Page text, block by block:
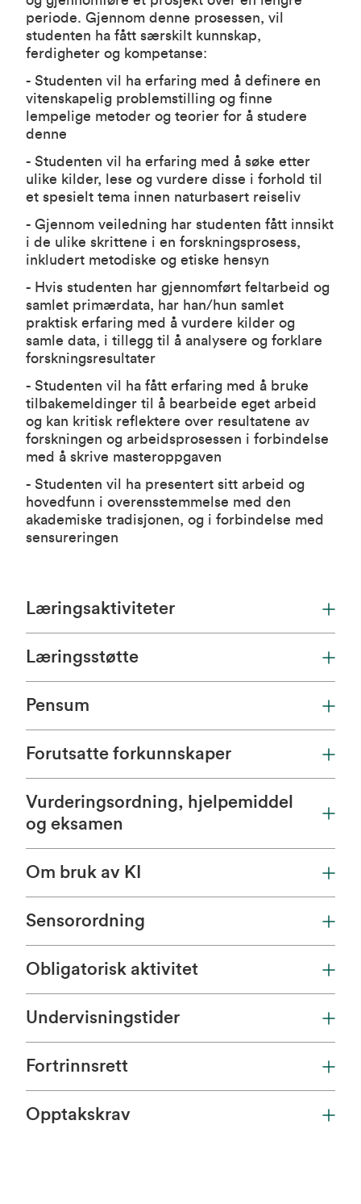
periode. Gjennom denne prosessen, vil
studenten ha fått særskilt kunnskap,
ferdigheter og kompetanse:
- Studenten vil ha erfaring med å definere en
vitenskapelig problemstilling og finne
lempelige metoder og teorier for å studere
denne
- Studenten vil ha erfaring med å søke etter
ulike kilder, lese og vurdere disse i forhold til
et spesielt tema innen naturbasert reiseliv
- Gjennom veiledning har studenten fått innsikt
i de ulike skrittene i en forskningsprosess,
inkludert metodiske og etiske hensyn
- Hvis studenten har gjennomført feltarbeid og
samlet primærdata, har han/hun samlet
praktisk erfaring med å vurdere kilder og
samle data, i tillegg til å analysere og forklare
forskningsresultater
- Studenten vil ha fått erfaring med å bruke
tilbakemeldinger til å bearbeide eget arbeid
og kan kritisk reflektere over resultatene av
forskningen og arbeidsprosessen i forbindelse
med å skrive masteroppgaven
- Studenten vil ha presentert sitt arbeid og
hovedfunn i overensstemmelse med den
akademiske tradisjonen, og i forbindelse med
sensureringen
Læringsaktiviteter
Læringsstøtte
Pensum
Forutsatte forkunnskaper
Vurderingsordning, hjelpemiddel
og eksamen
Om bruk av KI
Sensorordning
Obligatorisk aktivitet
Undervisningstider
Fortrinnsrett
Opptakskrav